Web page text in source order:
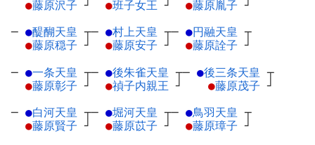
●藤原沢子 ┘
●班子女王 ┘
●藤原胤子 ┘
─ ●醍醐天皇 ┬
●藤原穏子 ┘
─ ●村上天皇 ┬
●藤原安子 ┘
─ ●円融天皇 ┬
●藤原詮子 ┘
─ ●一条天皇 ┬
●藤原彰子 ┘
─ ●後朱雀天皇 ┬
●禎子内親王 ┘
─ ●後三条天皇 ┬
●藤原茂子 ┘
─ ●白河天皇 ┬
●藤原賢子 ┘
─ ●堀河天皇 ┬
●藤原苡子 ┘
─ ●鳥羽天皇 ┬
●藤原璋子 ┘